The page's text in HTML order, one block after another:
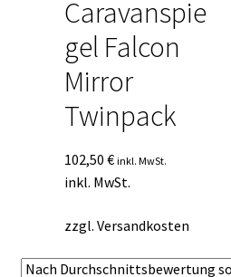
Caravanspie
gel Falcon
Mirror
Twinpack
102,50 € inkl. MwSt.
inkl. MwSt.
zzgl. Versandkosten